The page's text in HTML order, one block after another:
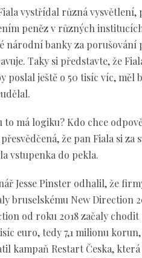
vystřídal různá
peněz v různých
národní banky za
Taky si představte, že
poslal ještě o 50 tisíc víc, měl
to má logiku? Kdo chce
přesvědčená, že pan Fiala si
vstupenka do pekla.
Jesse Pinster odhalil, že
bruselskému New Direction
od roku 2018 začaly
euro, tedy 7,1 milionu
kampaň Restart Česka,